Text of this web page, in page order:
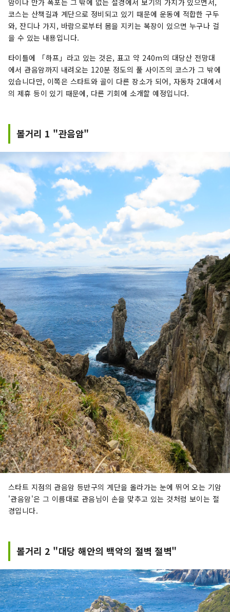
암이나 만가 폭포는 그 밖에 없는 절경에서 보기의 가치가 있으면서,
코스는 산책길과 계단으로 정비되고 있기 때문에 운동에 적합한 구두
와, 잔디나 가지, 바람으로부터 몸을 지키는 복장이 있으면 누구나 걸
을 수 있는 내용입니다.
타이틀에 「하프」라고 있는 것은, 표고 약 240m의 대당산 전망대
에서 관음암까지 내려오는 120분 정도의 풀 사이즈의 코스가 그 밖에
있습니다만, 이쪽은 스타트와 골이 다른 장소가 되어, 자동차 2대에서
의 제휴 등이 있기 때문에, 다른 기회에 소개할 예정입니다.
볼거리 1 "관음암"
스타트 지점의 관음암 등반구의 계단을 올라가는 눈에 뛰어 오는 기암
'관음암'은 그 이름대로 관음님이 손을 맞추고 있는 것처럼 보이는 절
경입니다.
볼거리 2 "대당 해안의 백악의 절벽 절벽"